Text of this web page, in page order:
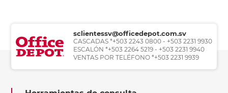
sclientessv@officedepot.com.sv
CASCADAS *+503 2243 0800 - +503 2231 9930
ESCALÓN *+503 2264 5219 - +503 2231 9940
VENTAS POR TELÉFONO *+503 2231 9939